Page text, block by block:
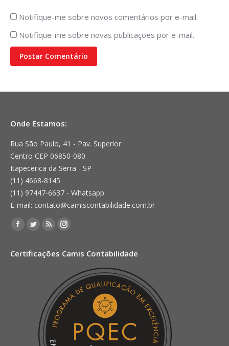
Notifique-me sobre novos comentários por e-mail.
Notifique-me sobre novas publicações por e-mail.
Postar Comentário
Onde Estamos:
Rua São Paulo, 41 - Pav. Superior
Centro CEP 06850-080
Itapecerica da Serra - SP
(11) 4668-8145
(11) 97447-6637 - Whatsapp
E-mail: contato@camiscontabilidade.com.br
Encontre-nos em:
Facebook
opens
Twitter
opens
window
Rss
opens
new
window
Instagram
opens
new
window
Certificações Camis Contabilidade